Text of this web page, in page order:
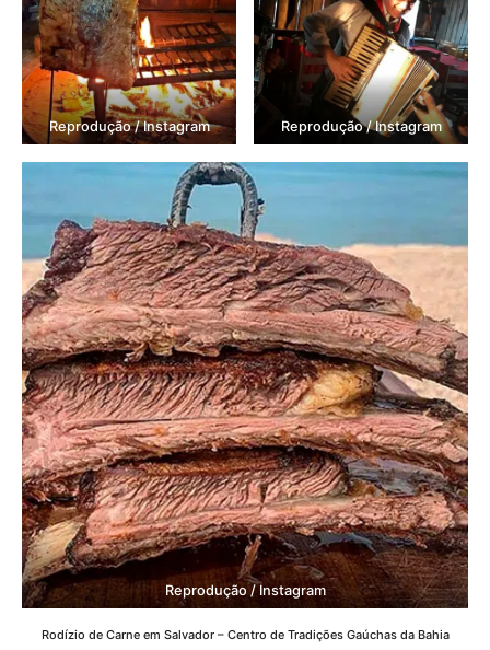
Reprodução / Instagram Reprodução / Instagram
Reprodução / Instagram
Rodízio de Carne em Salvador – Centro de Tradições Gaúchas da Bahia